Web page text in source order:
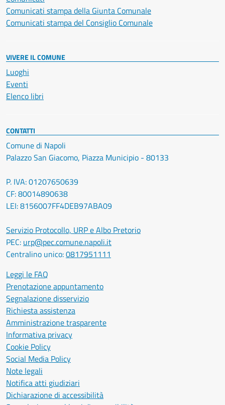
Comunicati stampa della Giunta Comunale
Comunicati stampa del Consiglio Comunale
VIVERE IL COMUNE
Luoghi
Eventi
Elenco libri
CONTATTI
Comune di Napoli
Palazzo San Giacomo, Piazza Municipio - 80133
P. IVA: 01207650639
CF: 80014890638
LEI: 8156007FF4DEB97ABA09
Servizio Protocollo, URP e Albo Pretorio
PEC: urp@pec.comune.napoli.it
Centralino unico:0817951111
Leggi le FAQ
Prenotazione appuntamento
Segnalazione disservizio
Richiesta assistenza
Amministrazione trasparente
Informativa privacy
Cookie Policy
Social Media Policy
Note legali
Notifica atti giudiziari
Dichiarazione di accessibilità